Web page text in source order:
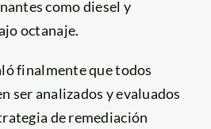
como diesel y
octanaje.
finalmente que todos
ser analizados y evaluados
de remediación